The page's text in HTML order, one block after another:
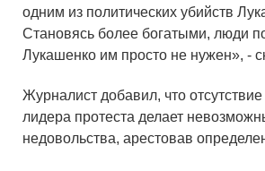
одним из политических убийств
Становясь более богатыми, люди
Лукашенко им просто не нужен», -
Журналист добавил, что отсутствие
лидера протеста делает
недовольства, арестовав